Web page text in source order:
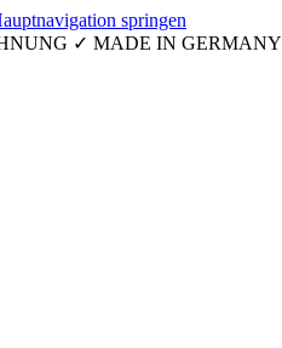
springen
✓ MADE IN GERMANY